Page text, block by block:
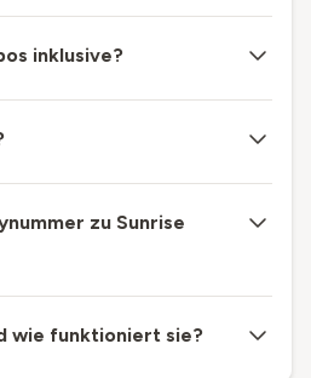
inklusive?
zu Sunrise
wie funktioniert sie?